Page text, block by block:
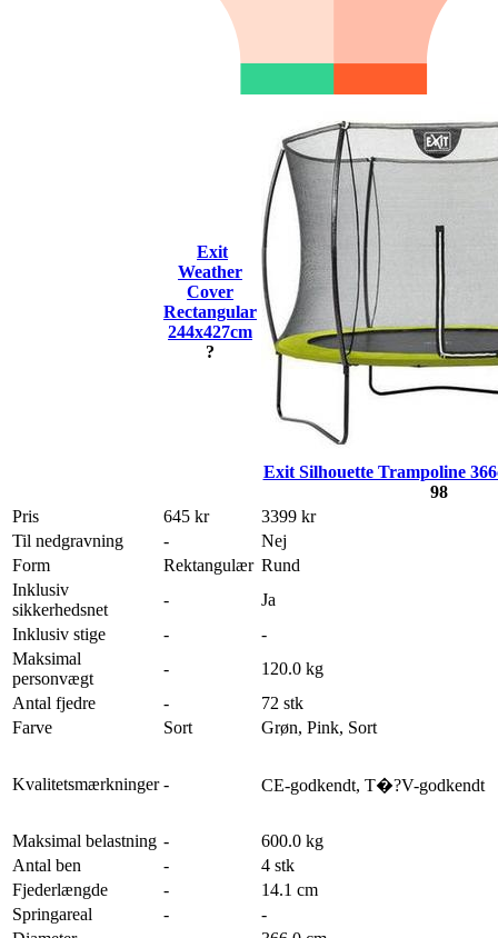
Exit
Weather
Cover
Rectangular
244x427cm
?
Exit Silhouette Trampoline
98
Pris
645 kr
3399 kr
Til nedgravning
-
Nej
Form
Rektangulær Rund
Inklusiv
sikkerhedsnet
-
Ja
Inklusiv stige
-
-
Maksimal
personvægt
-
120.0 kg
Antal fjedre
-
72 stk
Farve
Sort Grøn, Pink, Sort
Kvalitetsmærkninger - CE-godkendt, T�?V-godkendt
Maksimal belastning -
600.0 kg
Antal ben
-
4 stk
Fjederlængde
-
14.1 cm
Springareal
-
-